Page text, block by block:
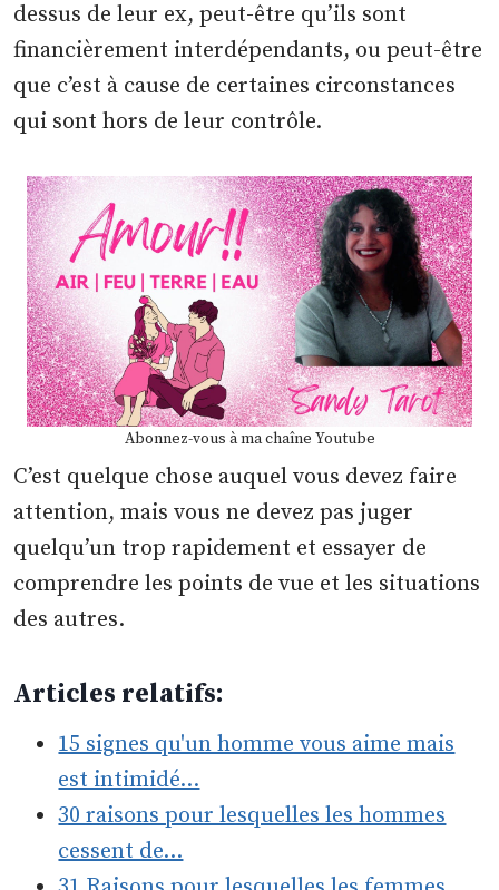
dessus de leur ex, peut-être qu’ils sont
financièrement interdépendants, ou peut-être
que c’est à cause de certaines circonstances
qui sont hors de leur contrôle.
Abonnez-vous à ma chaîne Youtube
C’est quelque chose auquel vous devez faire
attention, mais vous ne devez pas juger
quelqu’un trop rapidement et essayer de
comprendre les points de vue et les situations
des autres.
Articles relatifs:
15 signes qu'un homme vous aime mais
est intimidé…
30 raisons pour lesquelles les hommes
cessent de…